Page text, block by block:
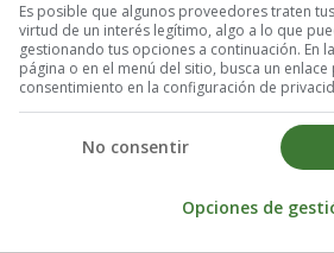
oftalmológico completo que
genéticas para confirmar la presencia
síntomas pueden tratarse con gafas
Es posible que algunos proveedores traten
virtud de un interés legítimo, algo a lo que
gestionando tus opciones a continuación. En
página o en el menú del sitio, busca un
consentimiento en la configuración de
No consentir
Opciones de